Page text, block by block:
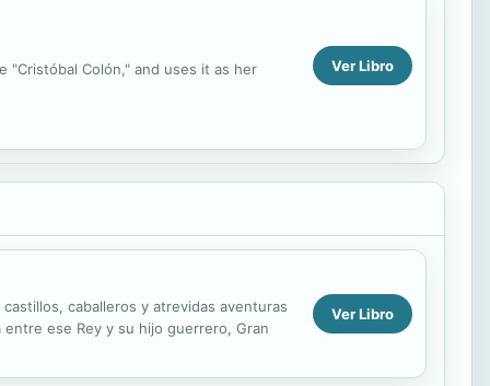
"Cristóbal Colón," and uses it as her Ver Libro
caballeros y atrevidas aventuras
ese Rey y su hijo guerrero, Gran
Ver Libro